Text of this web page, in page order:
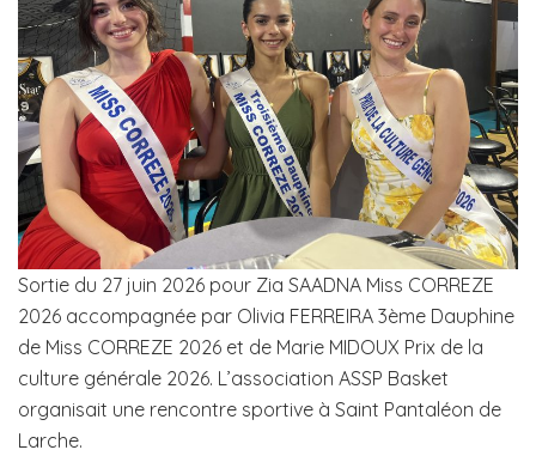
Sortie du 27 juin 2026 pour Zia SAADNA Miss CORREZE
2026 accompagnée par Olivia FERREIRA 3ème Dauphine
de Miss CORREZE 2026 et de Marie MIDOUX Prix de la
culture générale 2026. L’association ASSP Basket
organisait une rencontre sportive à Saint Pantaléon de
Larche.